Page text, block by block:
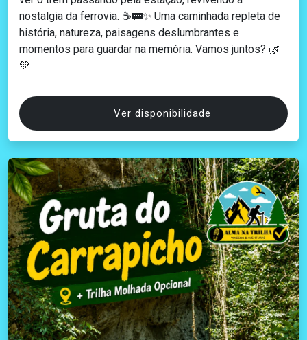
nostalgia da ferrovia. ☕🚃✨ Uma caminhada repleta de
história, natureza, paisagens deslumbrantes e
momentos para guardar na memória. Vamos juntos? 🌿
💚
Ver disponibilidade